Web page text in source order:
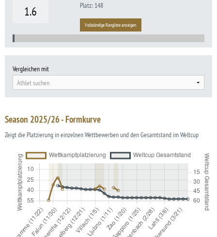
1.6
Platz: 148
Vollständige Rangliste anzeigen
Vergleichen mit
Athlet suchen
Season 2025/26 - Formkurve
Zeigt die Platzierung in einzelnen Wettbewerben und den Gesamtstand im Weltcup